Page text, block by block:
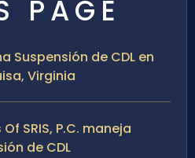
PAGE
Suspensión de CDL en
Virginia
SRIS, P.C. maneja
de CDL